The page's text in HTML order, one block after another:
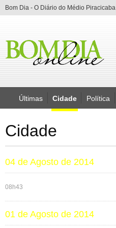
Bom Dia - O Diário do Médio Piracicaba
Últimas Cidade Política
Cidade
04 de Agosto de 2014
08h43
01 de Agosto de 2014